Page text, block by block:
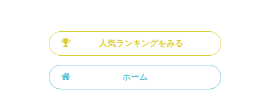
人気ランキングをみる
ホーム